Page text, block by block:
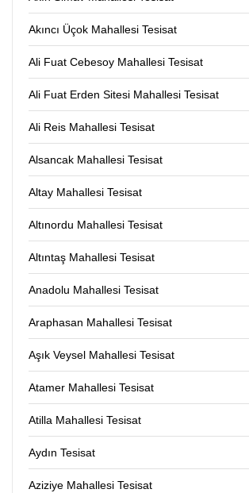
Akıncı Üçok Mahallesi Tesisat
Ali Fuat Cebesoy Mahallesi Tesisat
Ali Fuat Erden Sitesi Mahallesi Tesisat
Ali Reis Mahallesi Tesisat
Alsancak Mahallesi Tesisat
Altay Mahallesi Tesisat
Altınordu Mahallesi Tesisat
Altıntaş Mahallesi Tesisat
Anadolu Mahallesi Tesisat
Araphasan Mahallesi Tesisat
Aşık Veysel Mahallesi Tesisat
Atamer Mahallesi Tesisat
Atilla Mahallesi Tesisat
Aydın Tesisat
Aziziye Mahallesi Tesisat